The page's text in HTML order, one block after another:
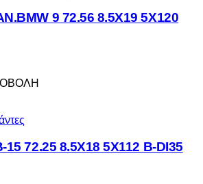
9 72.56 8.5X19 5X120
15 72.25 8.5Χ18 5Χ112 Β-DI35